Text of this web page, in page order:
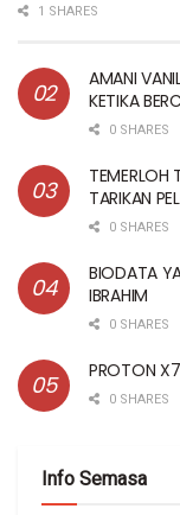
1 SHARES
AMANI
KETIKA
0 SHARES
TEMERLOH
TARIKAN
0 SHARES
BIODATA
IBRAHIM
0 SHARES
PROTON
0 SHARES
Info Semasa